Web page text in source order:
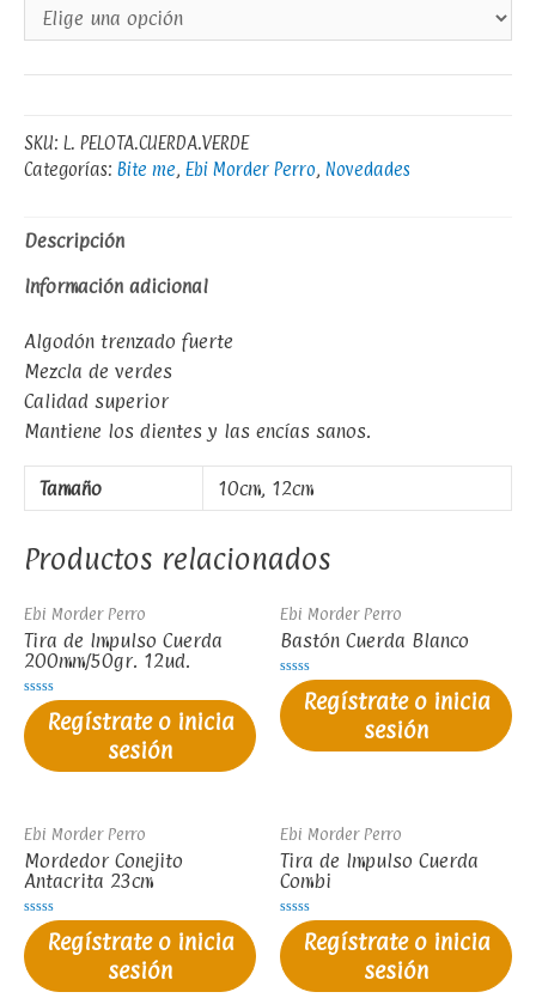
SKU: L. PELOTA.CUERDA.VERDE
Categorías: Bite me, Ebi Morder Perro, Novedades
Descripción
Información adicional
Algodón trenzado fuerte
Mezcla de verdes
Calidad superior
Mantiene los dientes y las encías sanos.
Tamaño 10cm, 12cm
Productos relacionados
Ebi Morder Perro
Tira de Impulso Cuerda
200mm/50gr. 12ud.
Valorado
en
0
de
5
Regístrate o inicia
sesión
Ebi Morder Perro
Bastón Cuerda Blanco
Valorado
en
0
de
5
Regístrate o inicia
sesión
Ebi Morder Perro
Mordedor Conejito
Antacrita 23cm
Valorado
en
0
de
5
Regístrate o inicia
sesión
Ebi Morder Perro
Tira de Impulso Cuerda
Combi
Valorado
en
0
de
5
Regístrate o inicia
sesión